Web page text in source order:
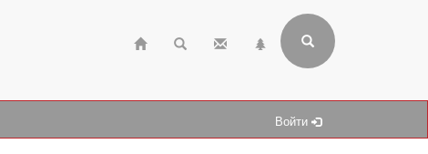
Войти